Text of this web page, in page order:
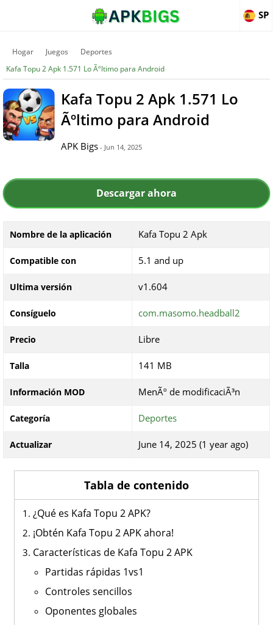
SP
Hogar Juegos
Deportes
Kafa Topu 2 Apk 1.571 Lo Ãºltimo para Android
Kafa Topu 2 Apk 1.571 Lo
Ãºltimo para Android
APK Bigs - Jun 14, 2025
Descargar ahora
Nombre de la aplicación Kafa Topu 2 Apk
Compatible con 5.1 and up
Ultima versión v1.604
Consíguelo com.masomo.headball2
Precio Libre
Talla 141 MB
Información MOD MenÃº de modificaciÃ³n
Categoría Deportes
Actualizar June 14, 2025 (1 year ago)
Tabla de contenido
¿Qué es Kafa Topu 2 APK?
¡Obtén Kafa Topu 2 APK ahora!
Características de Kafa Topu 2 APK
Partidas rápidas 1vs1
Controles sencillos
Oponentes globales